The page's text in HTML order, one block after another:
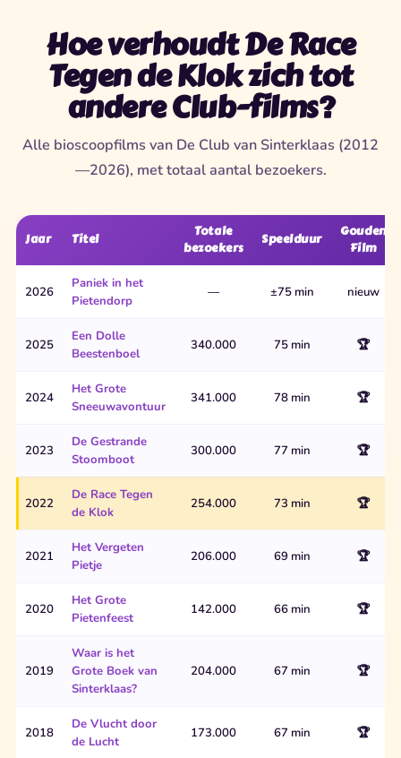
Hoe verhoudt De Race
Tegen de Klok zich tot
andere Club-films?
Alle bioscoopfilms van De Club van Sinterklaas (2012
—2026), met totaal aantal bezoekers.
Jaar Titel
Totale
bezoekers
Speelduur
Gouden
Film
2026
Paniek in het
Pietendorp
— ±75 min nieuw
2025
Een Dolle
Beestenboel
340.000 75 min 🏆
2024
Het Grote
Sneeuwavontuur
341.000 78 min 🏆
2023
De Gestrande
Stoomboot
300.000 77 min 🏆
2022
De Race Tegen
de Klok
254.000 73 min 🏆
2021
Het Vergeten
Pietje
206.000 69 min 🏆
2020
Het Grote
Pietenfeest
142.000 66 min 🏆
2019
Waar is het
Grote Boek van
Sinterklaas?
204.000 67 min 🏆
2018
De Vlucht door
de Lucht
173.000 67 min 🏆